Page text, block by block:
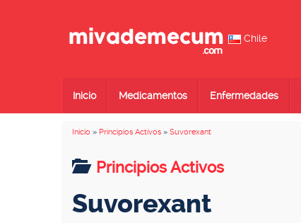
Chile
Inicio Medicamentos Enfermedades
Inicio » Principios Activos » Suvorexant
Principios Activos
Suvorexant